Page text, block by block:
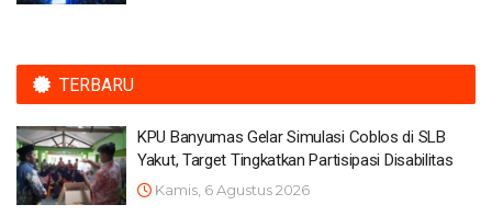
TERBARU
KPU Banyumas Gelar Simulasi Coblos di SLB
Yakut, Target Tingkatkan Partisipasi Disabilitas
Kamis, 6 Agustus 2026